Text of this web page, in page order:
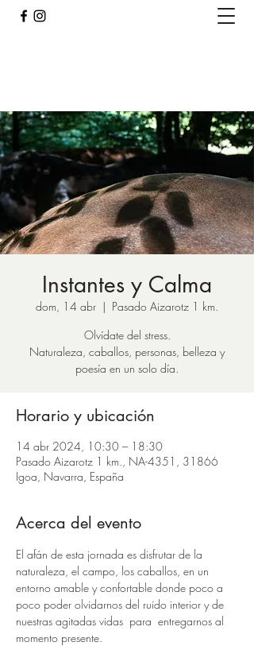
Instantes y Calma
dom, 14 abr
  |
Pasado Aizarotz 1 km.
Olvídate del stress.
Naturaleza, caballos, personas, belleza y
poesía en un solo día.
Horario y ubicación
14 abr 2024, 10:30 – 18:30
Pasado Aizarotz 1 km., NA-4351, 31866
Igoa, Navarra, España
Acerca del evento
El afán de esta jornada es disfrutar de la
naturaleza, el campo, los caballos, en un
entorno amable y confortable donde poco a
poco poder olvidarnos del ruido interior y de
nuestras agitadas vidas  para  entregarnos al
momento presente.